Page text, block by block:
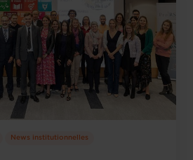
News institutionnelles